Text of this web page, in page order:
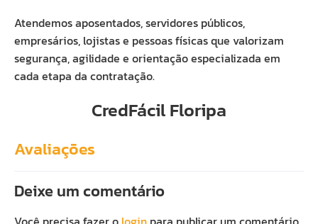
Atendemos aposentados, servidores públicos,
empresários, lojistas e pessoas físicas que valorizam
segurança, agilidade e orientação especializada em
cada etapa da contratação.
CredFácil Floripa
Avaliações
Deixe um comentário